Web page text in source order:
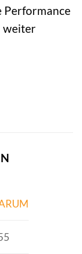
Performance
weiter